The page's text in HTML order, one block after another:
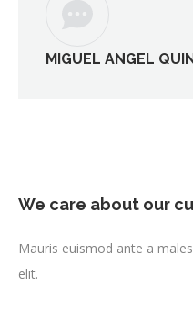
MIGUEL ANGEL
We care about our
Mauris euismod ante a
elit.